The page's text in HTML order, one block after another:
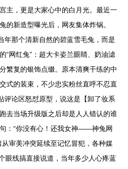
主，更是大家心中的白月光。最近一
新造型曝光后，网友集体炸锅。
年那个清新自然的碧蓝雪毛兔，而是
“网红兔”：超大卡姿兰眼睛、奶油滤
繁复的银饰点缀。原本清爽干练的中
式的装束，不少忠实粉丝直呼不忍直
评论区怒怼原型，说这是【卸了妆系
去当场升级版之后却是人人错认的谁
：“你没有心！还我女神——神兔网
审美冲突延续至记忆冒犯，各种媒
眼线搞直接说道，当年多少人心疼蓝